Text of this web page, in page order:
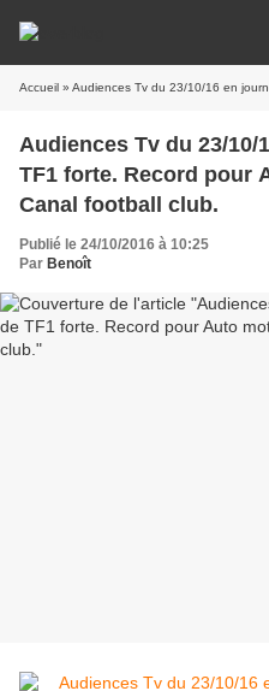
Accueil » Audiences Tv du 23/10/16 en journée: L'info de TF1
Audiences Tv du 23/
TF1 forte. Record pour
Canal football club.
Publié le 24/10/2016 à 10:25
Par Benoît